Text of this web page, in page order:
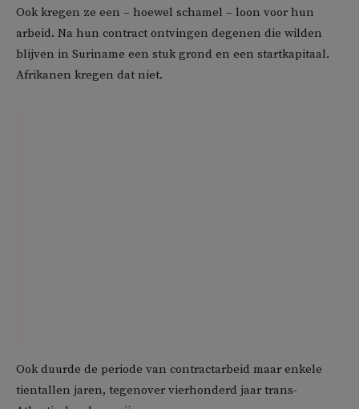
Ook kregen ze een – hoewel schamel – loon voor hun
arbeid. Na hun contract ontvingen degenen die wilden
blijven in Suriname een stuk grond en een startkapitaal.
Afrikanen kregen dat niet.
Ook duurde de periode van contractarbeid maar enkele
tientallen jaren, tegenover vierhonderd jaar trans-